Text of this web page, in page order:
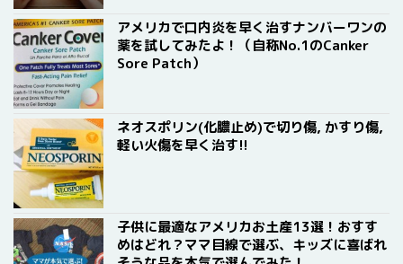
アメリカで口内炎を早く治すナンバーワンの
薬を試してみたよ！（自称No.1のCanker
Sore Patch）
ネオスポリン(化膿止め)で切り傷, かすり傷,
軽い火傷を早く治す!!
子供に最適なアメリカお土産13選！おすす
めはどれ？ママ目線で選ぶ、キッズに喜ばれ